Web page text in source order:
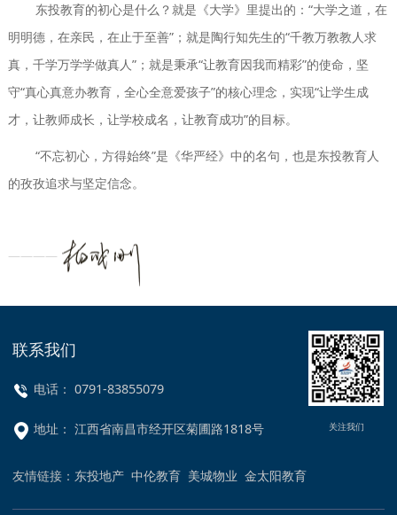
东投教育的初心是什么？就是《大学》里提出的：“大学之道，在
明明德，在亲民，在止于至善”；就是陶行知先生的“千教万教教人求
真，千学万学学做真人”；就是秉承“让教育因我而精彩”的使命，坚
守“真心真意办教育，全心全意爱孩子”的核心理念，实现“让学生成
才，让教师成长，让学校成名，让教育成功”的目标。
“不忘初心，方得始终”是《华严经》中的名句，也是东投教育人
的孜孜追求与坚定信念。
————
联系我们
电话： 0791-83855079
地址： 江西省南昌市经开区菊圃路1818号 关注我们
友情链接： 东投地产 中伦教育 美城物业 金太阳教育